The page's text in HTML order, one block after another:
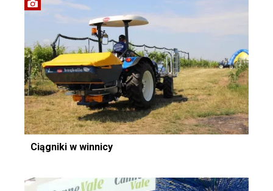
Ciągniki w winnicy